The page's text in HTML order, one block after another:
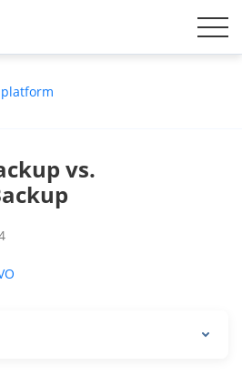
vs.